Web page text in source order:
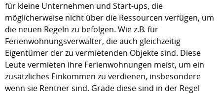
für kleine Unternehmen und Start-ups, die
möglicherweise nicht über die Ressourcen verfügen, um
die neuen Regeln zu befolgen. Wie z.B. für
Ferienwohnungsverwalter, die auch gleichzeitig
Eigentümer der zu vermietenden Objekte sind. Diese
Leute vermieten ihre Ferienwohnungen meist, um ein
zusätzliches Einkommen zu verdienen, insbesondere
wenn sie Rentner sind. Grade diese sind in der Regel